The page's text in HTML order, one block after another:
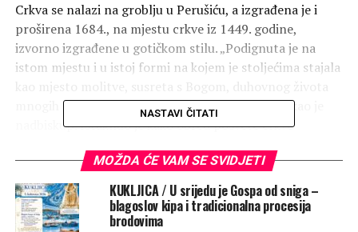
Crkva se nalazi na groblju u Perušiću, a izgrađena je i
proširena 1684., na mjestu crkve iz 1449. godine,
izvorno izgrađene u gotičkom stilu. „Podignuta je na
istom mjestu i u istoj formi na kojem je stoljećima stajala
mnogih naraštaja i znak vjere naših predaka“, rekao je
nadbiskup. Istaknuo je kako obred posvete crkve
živo kamenje od kojega Bog gradi svoj duhovni hram u
kojem On prebiva“, podsjetivši na poticaj apostola
Petra: „I sami se kao živo kamenje ugrađujte u duhovni
dom“.
NASTAVI ČITATI
MOŽDA ĆE VAM SE SVIDJETI
KUKLJICA / U srijedu je Gospa od sniga –
blagoslov kipa i tradicionalna procesija
brodovima